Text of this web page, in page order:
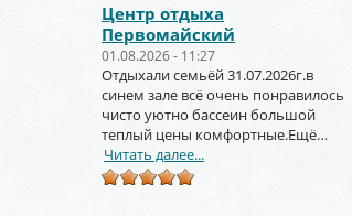
Центр отдыха
Первомайский
01.08.2026 - 11:27
Отдыхали семьёй 31.07.2026г.в
синем зале всё очень понравилось
чисто уютно бассеин большой
теплый цены комфортные.Ещё
вернёмся и не раз!!!
Читать далее...